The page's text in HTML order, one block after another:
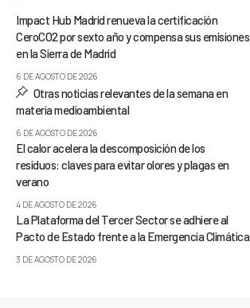
Impact Hub Madrid renueva la certificación
CeroCO2 por sexto año y compensa sus emisiones
en la Sierra de Madrid
6 DE AGOSTO DE 2026
Otras noticias relevantes de la semana en
materia medioambiental
6 DE AGOSTO DE 2026
El calor acelera la descomposición de los
residuos: claves para evitar olores y plagas en
verano
4 DE AGOSTO DE 2026
La Plataforma del Tercer Sector se adhiere al
Pacto de Estado frente a la Emergencia Climática
3 DE AGOSTO DE 2026